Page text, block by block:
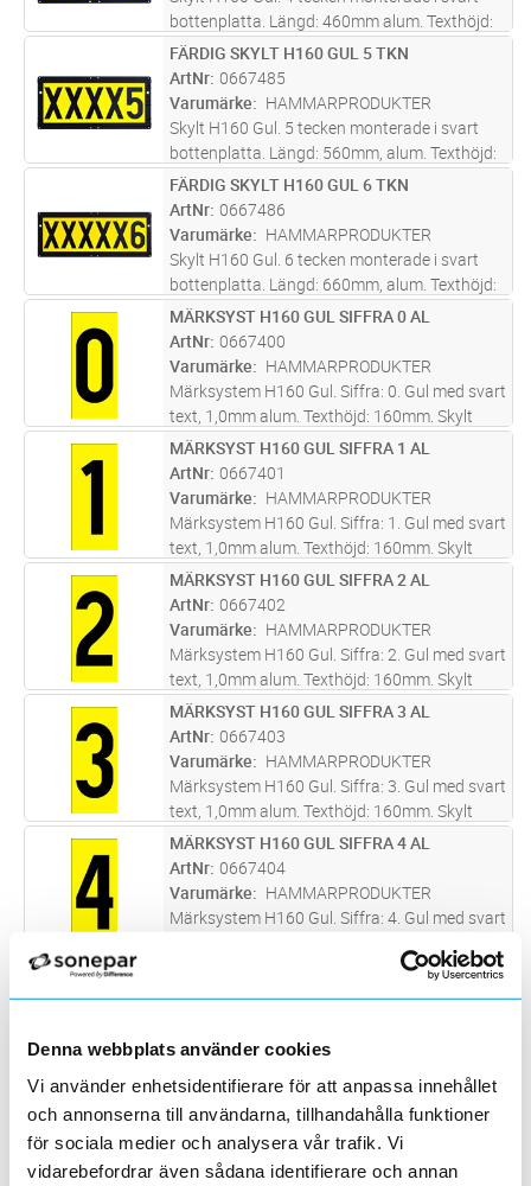
Denna webbplats använder cookies
Vi använder enhetsidentifierare för att anpassa innehållet
och annonserna till användarna, tillhandahålla funktioner
för sociala medier och analysera vår trafik. Vi
vidarebefordrar även sådana identifierare och annan
bottenplatta. Längd: 460mm alum. Texthöjd:
160 mm. Ange text vid beställning.
Screentryckt samt skyddslackad med klarlack
för bästa kvalité i varierande mi...läs mer
ST Lägg i kundvagn
FÄRDIG SKYLT H160 GUL 5 TKN
ArtNr 0667485
Varumärke
HAMMARPRODUKTER
Skylt H160 Gul. 5 tecken monterade i svart
bottenplatta. Längd: 560mm, alum. Texthöjd:
160 mm. Ange text vid beställning.
Screentryckt samt skyddslackad med klarlack
för bästa kvalité i varierande mi...läs mer
ST Lägg i kundvagn
FÄRDIG SKYLT H160 GUL 6 TKN
ArtNr 0667486
Varumärke
HAMMARPRODUKTER
Skylt H160 Gul. 6 tecken monterade i svart
bottenplatta. Längd: 660mm, alum. Texthöjd:
160 mm. Ange text vid beställning.
Screentryckt samt skyddslackad med klarlack
för bästa kvalité i varierande mi...läs mer
ST Lägg i kundvagn
MÄRKSYST H160 GUL SIFFRA 0 AL
ArtNr 0667400
Varumärke
HAMMARPRODUKTER
Märksystem H160 Gul. Siffra: 0. Gul med svart
text, 1,0mm alum. Texthöjd: 160mm. Skylt
tecken anpassat att skapa text med
bottenplatta 0667662 - 0667690.
Screentryckt samt skyddslackad med klarlack
f ...läs mer
ST Lägg i kundvagn
MÄRKSYST H160 GUL SIFFRA 1 AL
ArtNr 0667401
Varumärke
HAMMARPRODUKTER
Märksystem H160 Gul. Siffra: 1. Gul med svart
text, 1,0mm alum. Texthöjd: 160mm. Skylt
tecken anpassat att skapa text med
bottenplatta 0667662 - 0667690.
Screentryckt samt skyddslackad med klarlack
f ...läs mer
ST Lägg i kundvagn
MÄRKSYST H160 GUL SIFFRA 2 AL
ArtNr 0667402
Varumärke
HAMMARPRODUKTER
Märksystem H160 Gul. Siffra: 2. Gul med svart
text, 1,0mm alum. Texthöjd: 160mm. Skylt
tecken anpassat att skapa text med
bottenplatta 0667662 - 0667690.
Screentryckt samt skyddslackad med klarlack
f ...läs mer
ST Lägg i kundvagn
MÄRKSYST H160 GUL SIFFRA 3 AL
ArtNr 0667403
Varumärke
HAMMARPRODUKTER
Märksystem H160 Gul. Siffra: 3. Gul med svart
text, 1,0mm alum. Texthöjd: 160mm. Skylt
tecken anpassat att skapa text med
bottenplatta 0667662 - 0667690.
Screentryckt samt skyddslackad med klarlack
f ...läs mer
ST Lägg i kundvagn
MÄRKSYST H160 GUL SIFFRA 4 AL
ArtNr 0667404
Varumärke
HAMMARPRODUKTER
Märksystem H160 Gul. Siffra: 4. Gul med svart
tecken anpassat att skapa text med
bottenplatta 0667662 - 0667690.
f...läs mer
MÄRKSYST H160 GUL SIFFRA 5 AL
ArtNr 0667405
Märksystem H160 Gul. Siffra: 5. Gul med svart
text, 1,0mm alum. Texthöjd: 160mm. Skylt
tecken anpassat att skapa text med
bottenplatta 0667662 - 0667690.
Screentryckt samt skyddslackad med klarlack
f...läs mer
ST Lägg i kundvagn
MÄRKSYST H160 GUL SIFFRA 6 AL
ArtNr
0667406
Varumärke HAMMARPRODUKTER
Märksystem H160 Gul. Siffra: 6. Gul med svart